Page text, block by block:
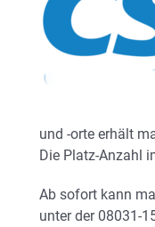
und -orte erhält
Die Platz-Anzahl
Ab sofort kann
unter der 08031-